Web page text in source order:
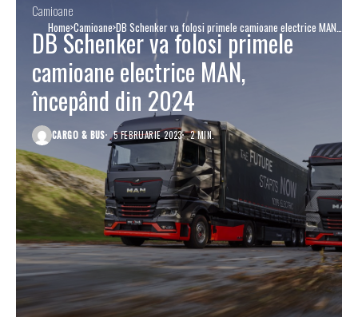
Home Camioane DB Schenker va folosi primele camioane electrice MAN,
începând din 2024
Camioane
DB Schenker va folosi primele
camioane electrice MAN,
începând din 2024
CARGO & BUS 5 FEBRUARIE 2023 2 MIN.